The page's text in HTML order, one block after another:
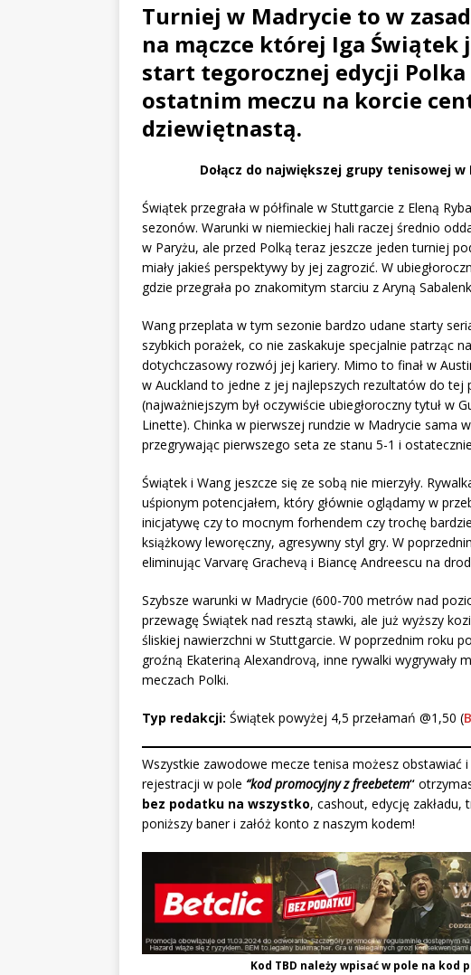
Turniej w Madrycie to w
na mączce której Iga Świątek
start tegorocznej edycji Polka
ostatnim meczu na korcie
dziewiętnastą.
Dołącz do największej grupy tenisowej
Świątek przegrała w półfinale w Stuttgarcie z Eleną
sezonów. Warunki w niemieckiej hali raczej średnio
w Paryżu, ale przed Polką teraz jeszcze jeden turniej
miały jakieś perspektywy by jej zagrozić. W
gdzie przegrała po znakomitym starciu z Aryną
Wang przeplata w tym sezonie bardzo udane starty
szybkich porażek, co nie zaskakuje specjalnie patrząc na
dotychczasowy rozwój jej kariery. Mimo to finał w
w Auckland to jedne z jej najlepszych rezultatów do tej
(najważniejszym był oczywiście ubiegłoroczny tytuł w
Linette). Chinka w pierwszej rundzie w Madrycie sama
przegrywając pierwszego seta ze stanu 5-1 i
Świątek i Wang jeszcze się ze sobą nie mierzyły.
uśpionym potencjałem, który głównie oglądamy w
inicjatywę czy to mocnym forhendem czy trochę
książkowy leworęczny, agresywny styl gry. W
eliminując Varvarę Grachevą i Biancę Andreescu na
Szybsze warunki w Madrycie (600-700 metrów nad
przewagę Świątek nad resztą stawki, ale już wyższy
śliskiej nawierzchni w Stuttgarcie. W poprzednim roku
groźną Ekateriną Alexandrovą, inne rywalki wygrywały
meczach Polki.
Typ redakcji: Świątek powyżej 4,5 przełamań @1,50 (
Wszystkie zawodowe mecze tenisa możesz obstawiać
rejestracji w pole “kod promocyjny z freebetem“
bez podatku na wszystko, cashout, edycję
poniższy baner i załóż konto z naszym kodem!
Kod TBD należy wpisać w pole na kod